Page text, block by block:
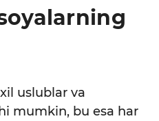
uslublar va
mumkin, bu esa har